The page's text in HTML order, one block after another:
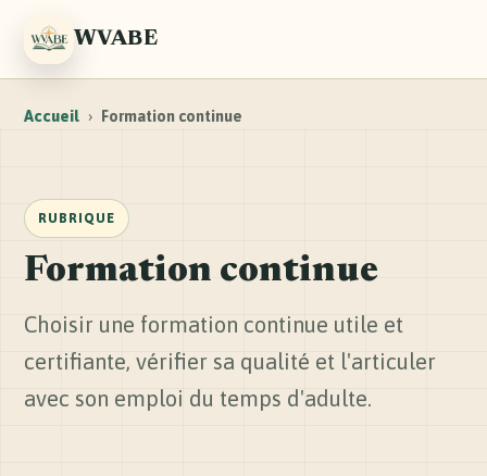
WVABE
Accueil › Formation continue
RUBRIQUE
Formation continue
Choisir une formation continue utile et
certifiante, vérifier sa qualité et l'articuler
avec son emploi du temps d'adulte.